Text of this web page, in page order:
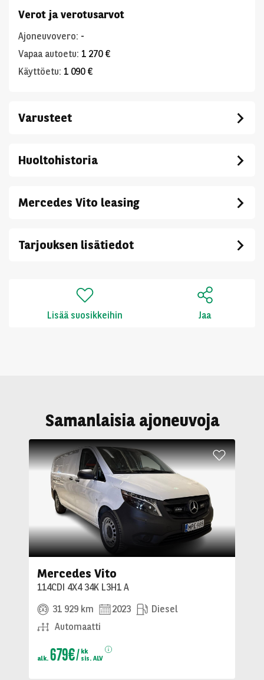
Verot ja verotusarvot
Ajoneuvovero: -
Vapaa autoetu: 1 270 €
Käyttöetu: 1 090 €
Varusteet
Huoltohistoria
Mercedes Vito leasing
Tarjouksen lisätiedot
Lisää suosikkeihin Jaa
Samanlaisia ajoneuvoja
Mercedes Vito
114CDI 4X4 34K L3H1 A
31 929 km
2023
Diesel
Automaatti
alk. 679€
kk
sis. ALV